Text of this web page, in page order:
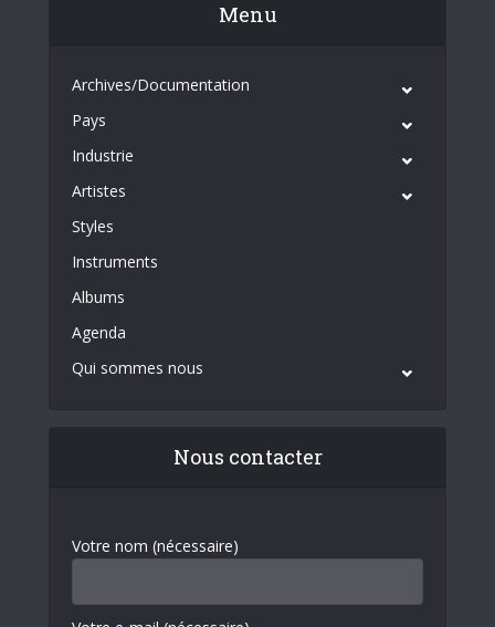
Menu
Archives/Documentation
Pays
Industrie
Artistes
Styles
Instruments
Albums
Agenda
Qui sommes nous
Nous contacter
Votre nom (nécessaire)